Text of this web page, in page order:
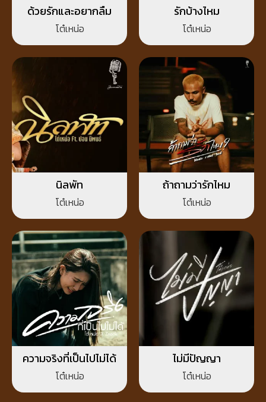
ด้วยรักและอยากลืม
โต๋เหน่อ
รักบ้างไหม
โต๋เหน่อ
นิลพัท
โต๋เหน่อ
ถ้าถามว่ารักไหม
โต๋เหน่อ
ความจริงที่เป็นไปไม่ได้
โต๋เหน่อ
ไม่มีปัญญา
โต๋เหน่อ